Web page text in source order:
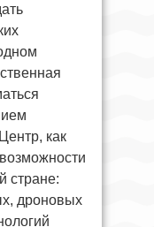
как
стране:
дроновых